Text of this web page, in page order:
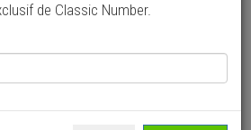
de Classic Number.